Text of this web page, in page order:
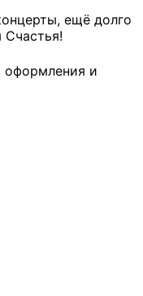
ещё долго
Счастья!
оформления и